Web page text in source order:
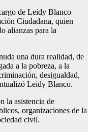
de Leidy Blanco
Ciudadana, quien
alianzas para la
una dura realidad, de
a la pobreza, a la
desigualdad,
Leidy Blanco.
la asistencia de
organizaciones de la
civil.